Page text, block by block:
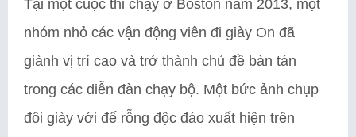
Tại một cuộc thi chạy ở Boston năm 2013, một
nhóm nhỏ các vận động viên đi giày On đã
giành vị trí cao và trở thành chủ đề bàn tán
trong các diễn đàn chạy bộ. Một bức ảnh chụp
đôi giày với đế rỗng độc đáo xuất hiện trên